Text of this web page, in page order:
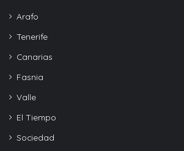
Arafo
Tenerife
Canarias
Fasnia
Valle
El Tiempo
Sociedad